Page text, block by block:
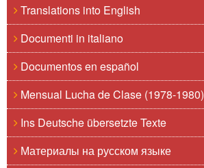
Translations into English
Documenti in italiano
Documentos en español
Mensual Lucha de Clase (1978-1980)
Ins Deutsche übersetzte Texte
Материалы на русском языке